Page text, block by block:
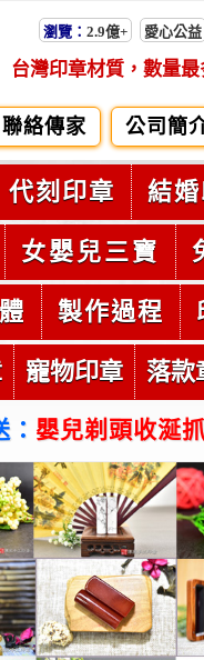
瀏覽： 2.9億+ 愛心公益
台灣印章材質，數量
聯絡傳家 公司簡
代刻印章 結
女嬰兒三寶
製作過程
寵物印章 落款
： 嬰兒剃頭收涎